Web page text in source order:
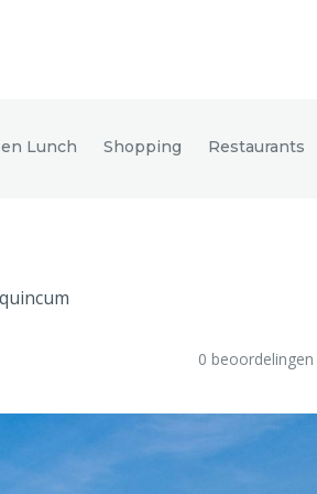
München Wenen
Lunch Shopping Restaurants
0 beoordelingen